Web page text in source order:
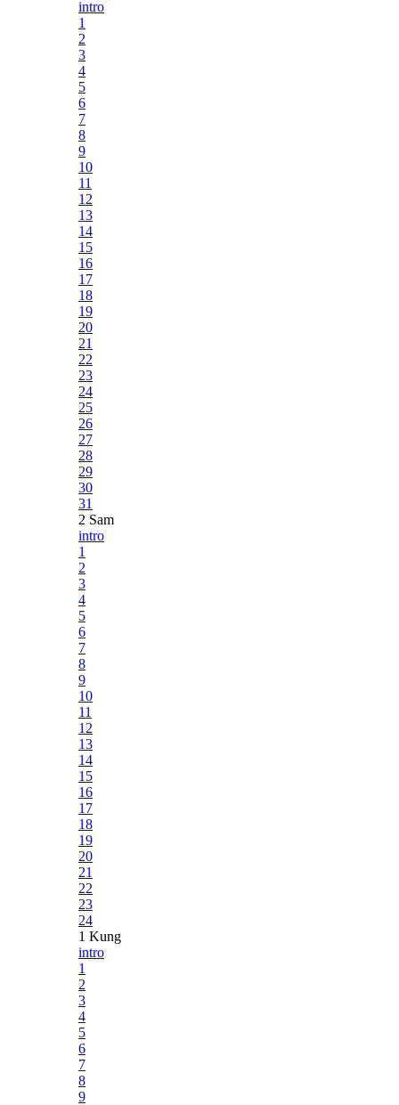
intro
1
2
3
4
5
6
7
8
9
10
11
12
13
14
15
16
17
18
19
20
21
22
23
24
25
26
27
28
29
30
31
2 Sam
intro
1
2
3
4
5
6
7
8
9
10
11
12
13
14
15
16
17
18
19
20
21
22
23
24
1 Kung
intro
1
2
3
4
5
6
7
8
9